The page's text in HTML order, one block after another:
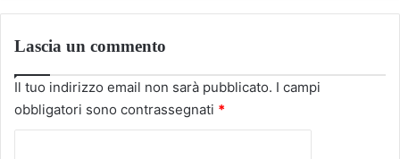
Lascia un commento
Il tuo indirizzo email non sarà pubblicato. I campi
obbligatori sono contrassegnati *